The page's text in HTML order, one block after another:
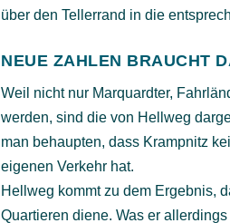
über den Tellerrand in die
NEUE ZAHLEN BRAUCHT
Weil nicht nur Marquardter,
werden, sind die von Hellweg
man behaupten, dass Krampnitz
eigenen Verkehr hat.
Hellweg kommt zu dem Ergebnis,
Quartieren diene. Was er